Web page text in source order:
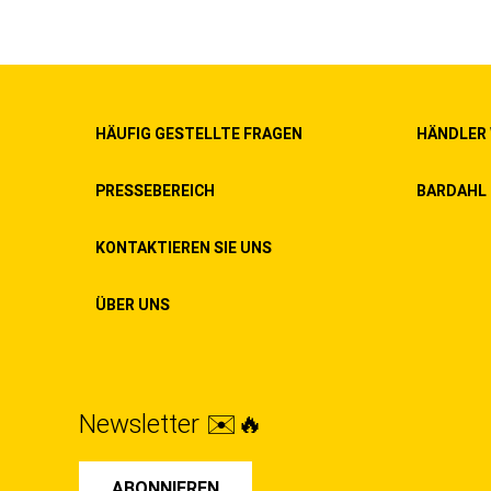
HÄUFIG GESTELLTE FRAGEN
PRESSEBEREICH
KONTAKTIEREN SIE UNS
ÜBER UNS
HÄNDLER
Newsletter ✉️🔥